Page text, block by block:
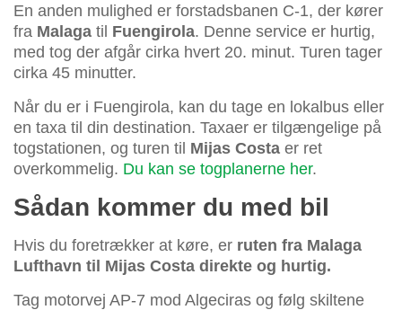
En anden mulighed er forstadsbanen C-1, der kører
fra Malaga til Fuengirola. Denne service er hurtig,
med tog der afgår cirka hvert 20. minut. Turen tager
cirka 45 minutter.
Når du er i Fuengirola, kan du tage en lokalbus eller
en taxa til din destination. Taxaer er tilgængelige på
togstationen, og turen til Mijas Costa er ret
overkommelig. Du kan se togplanerne her.
Sådan kommer du med bil
Hvis du foretrækker at køre, er ruten fra Malaga
Lufthavn til Mijas Costa direkte og hurtig.
Tag motorvej AP-7 mod Algeciras og følg skiltene